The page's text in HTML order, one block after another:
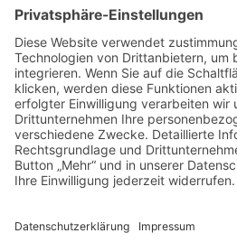
GUTSSCHENKE ÜBERNACHTUNG
SEGWAY
KONTAKT
Cookie-Einstellungen